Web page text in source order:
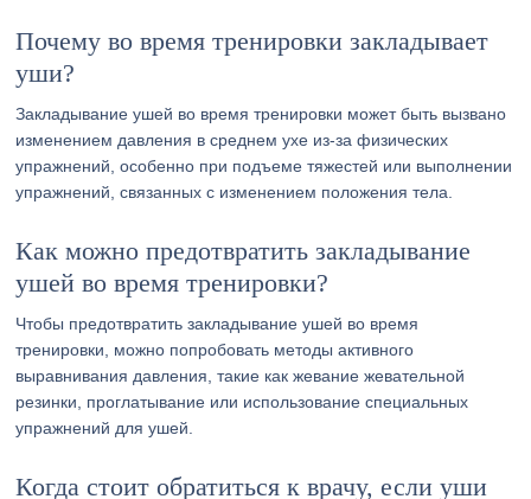
Почему во время тренировки закладывает
уши?
Закладывание ушей во время тренировки может быть вызвано
изменением давления в среднем ухе из-за физических
упражнений, особенно при подъеме тяжестей или выполнении
упражнений, связанных с изменением положения тела.
Как можно предотвратить закладывание
ушей во время тренировки?
Чтобы предотвратить закладывание ушей во время
тренировки, можно попробовать методы активного
выравнивания давления, такие как жевание жевательной
резинки, проглатывание или использование специальных
упражнений для ушей.
Когда стоит обратиться к врачу, если уши